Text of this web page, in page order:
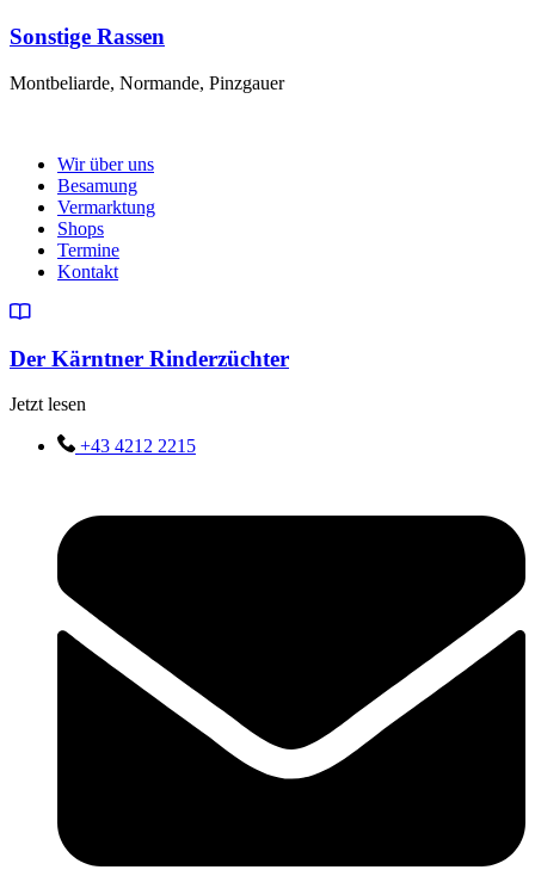
Sonstige Rassen
Montbeliarde, Normande, Pinzgauer
Wir über uns
Besamung
Vermarktung
Shops
Termine
Kontakt
Der Kärntner Rinderzüchter
Jetzt lesen
+43 4212 2215